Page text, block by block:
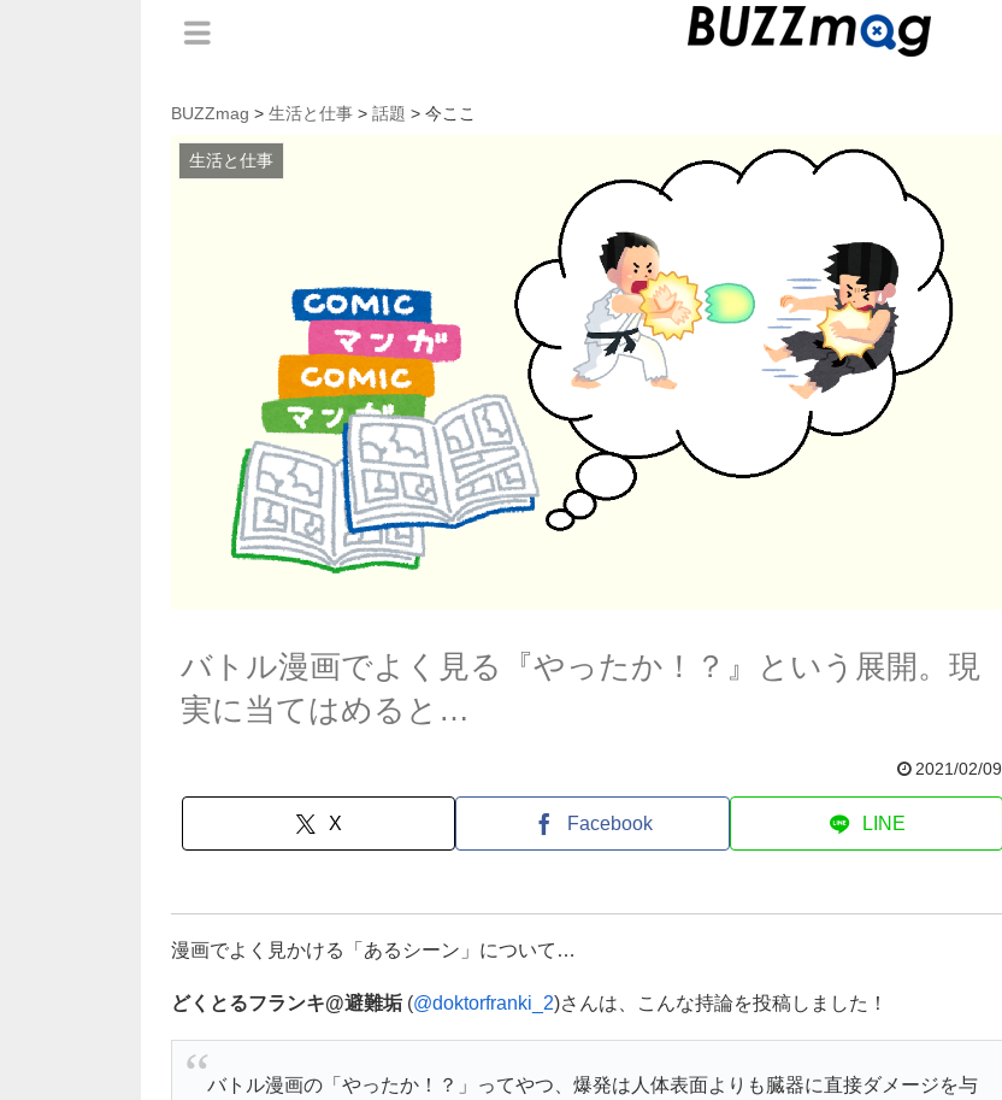
BUZZmag > 生活と仕事 > 話題 > 今ここ
生活と仕事
バトル漫画でよく見る『やったか！？』という展開。現
実に当てはめると…
2021/02/09
X Facebook LINE
漫画でよく見かける「あるシーン」について…
どくとるフランキ@避難垢 (@doktorfranki_2)さんは、こんな持論を投稿しました！
バトル漫画の「やったか！？」ってやつ、爆発は人体表面よりも臓器に直接ダメージを与